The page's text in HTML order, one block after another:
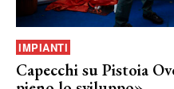
IMPIANTI
Capecchi su Pistoia